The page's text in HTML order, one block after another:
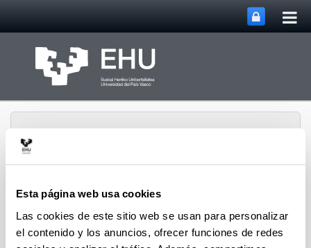
Esta página web usa cookies
Las cookies de este sitio web se usan para personalizar
el contenido y los anuncios, ofrecer funciones de redes
Lipids & Liver Abrir/cerrar